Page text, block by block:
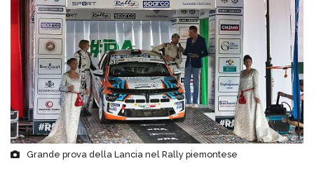
Grande prova della Lancia nel Rally piemontese